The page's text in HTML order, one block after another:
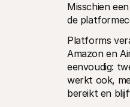
Misschien
de
Platforms
Amazon en
eenvoudig:
werkt ook,
bereikt en